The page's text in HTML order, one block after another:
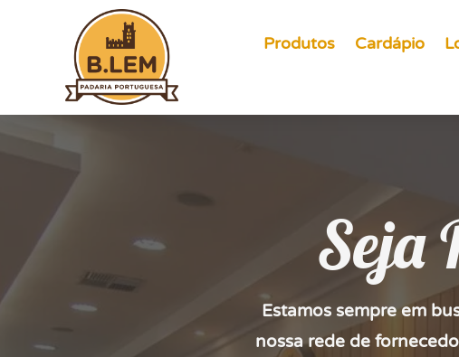
Produtos Cardápio
Seja
Estamos sempre em
nossa rede de